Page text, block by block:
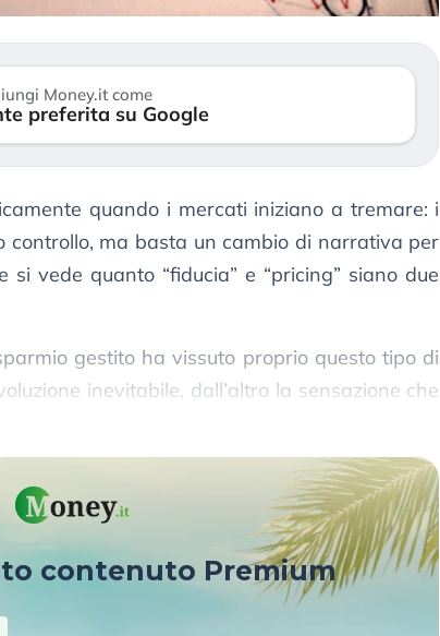
Money.it come
preferita su Google
quando i mercati iniziano a tremare: i
controllo, ma basta un cambio di narrativa per
si vede quanto “fiducia” e “pricing” siano due
gestito ha vissuto proprio questo tipo di
inevitabile, dall’altro la sensazione che
contenuto Premium
retail (…)
sempre più sganciata dall’economia
reale. (…)
24 luglio 2026